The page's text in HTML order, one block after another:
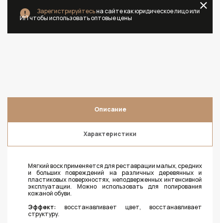
Зарегистрируйтесьна сайте как юридическое лицо или
ИП чтобы использовать оптовые цены
Описание
Характеристики
Мягкий воск применяется для реставрации малых, средних
и больших повреждений на различных деревянных и
пластиковых поверхностях, неподверженных интенсивной
эксплуатации. Можно использовать для полирования
кожаной обуви.
Эффект: восстанавливает цвет, восстанавливает
структуру.